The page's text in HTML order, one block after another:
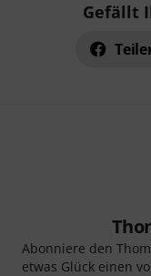
Gefällt
Abonniere den
etwas Glück einen